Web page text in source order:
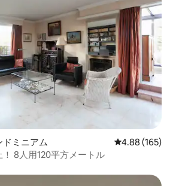
ミニアム レビュー165
4.88 (165)
8人用120平方メートル